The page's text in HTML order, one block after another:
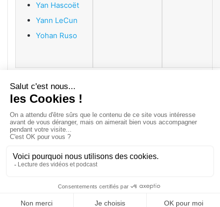
Yan Hascoët
Yann LeCun
Yohan Ruso
© Copyright 2008 / 2026,DECODE MEDIA, The Innovation Media
Company.All Rights Reserved
TwitterRSS